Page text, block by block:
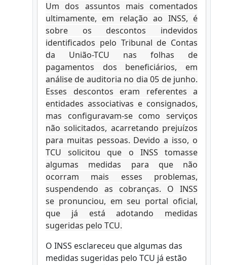
Um dos assuntos mais comentados
ultimamente, em relação ao INSS, é
sobre os descontos indevidos
identificados pelo Tribunal de Contas
da União-TCU nas folhas de
pagamentos dos beneficiários, em
análise de auditoria no dia 05 de junho.
Esses descontos eram referentes a
entidades associativas e consignados,
mas configuravam-se como serviços
não solicitados, acarretando prejuízos
para muitas pessoas. Devido a isso, o
TCU solicitou que o INSS tomasse
algumas medidas para que não
ocorram mais esses problemas,
suspendendo as cobranças. O INSS
se pronunciou, em seu portal oficial,
que já está adotando medidas
sugeridas pelo TCU.
O INSS esclareceu que algumas das
medidas sugeridas pelo TCU já estão